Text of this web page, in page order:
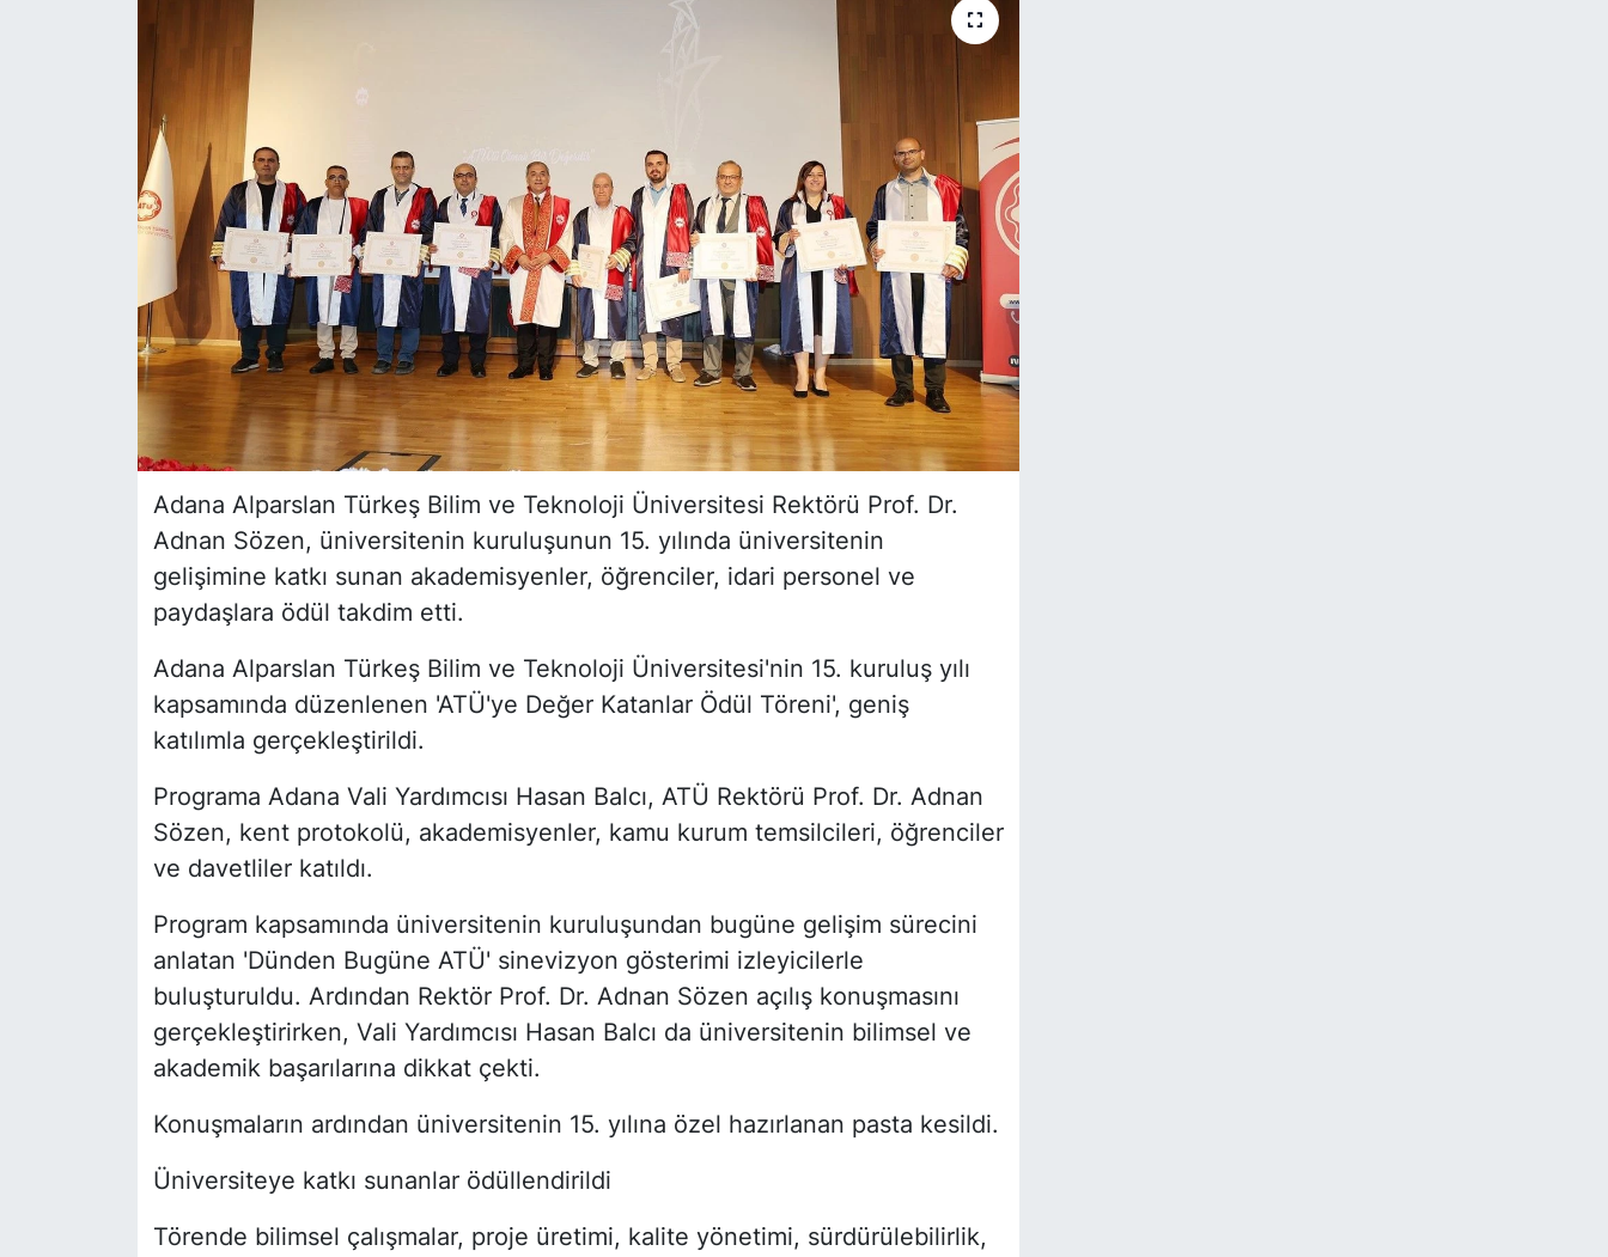
Adana Alparslan Türkeş Bilim ve Teknoloji Üniversitesi Rektörü Prof. Dr.
Adnan Sözen, üniversitenin kuruluşunun 15. yılında üniversitenin
gelişimine katkı sunan akademisyenler, öğrenciler, idari personel ve
paydaşlara ödül takdim etti.
Adana Alparslan Türkeş Bilim ve Teknoloji Üniversitesi'nin 15. kuruluş yılı
kapsamında düzenlenen 'ATÜ'ye Değer Katanlar Ödül Töreni', geniş
katılımla gerçekleştirildi.
Programa Adana Vali Yardımcısı Hasan Balcı, ATÜ Rektörü Prof. Dr. Adnan
Sözen, kent protokolü, akademisyenler, kamu kurum temsilcileri, öğrenciler
ve davetliler katıldı.
Program kapsamında üniversitenin kuruluşundan bugüne gelişim sürecini
anlatan 'Dünden Bugüne ATÜ' sinevizyon gösterimi izleyicilerle
buluşturuldu. Ardından Rektör Prof. Dr. Adnan Sözen açılış konuşmasını
gerçekleştirirken, Vali Yardımcısı Hasan Balcı da üniversitenin bilimsel ve
akademik başarılarına dikkat çekti.
Konuşmaların ardından üniversitenin 15. yılına özel hazırlanan pasta kesildi.
Üniversiteye katkı sunanlar ödüllendirildi
Törende bilimsel çalışmalar, proje üretimi, kalite yönetimi, sürdürülebilirlik,
YEREL HABER
Haberde insan
Tanıtım